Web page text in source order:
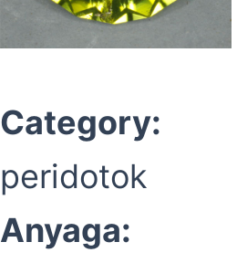
Category:
peridotok
Anyaga: